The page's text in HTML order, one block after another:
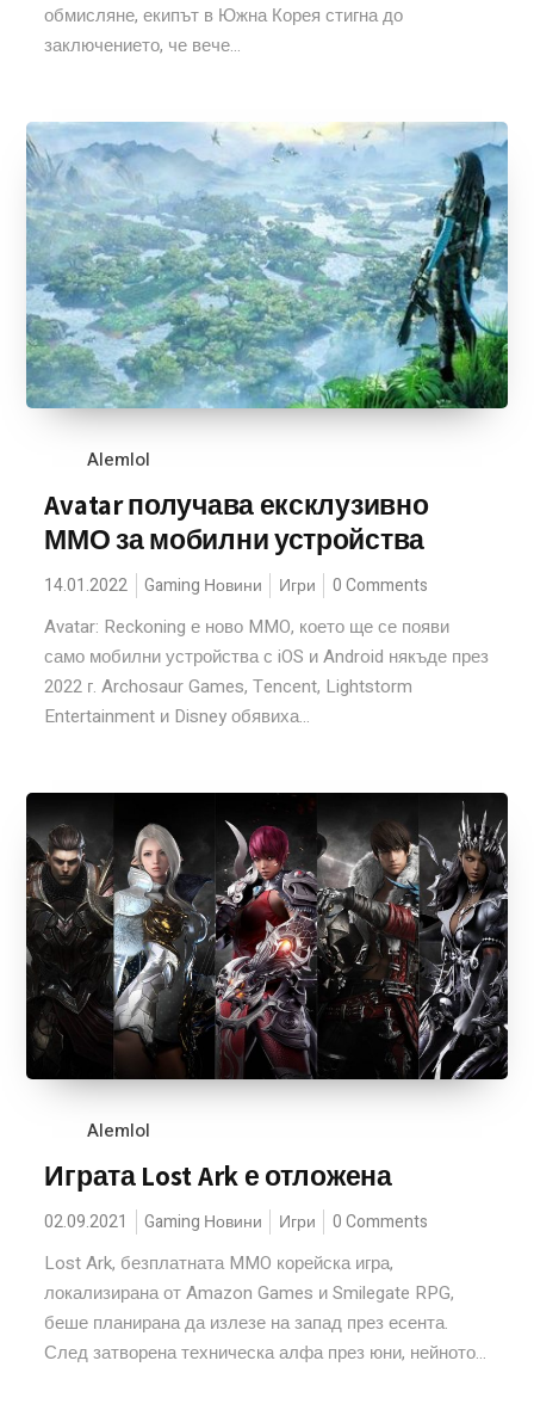
обмисляне, екипът в Южна Корея стигна до
заключението, че вече...
Alemlol
Avatar получава ексклузивно
ММО за мобилни устройства
14.01.2022 Gaming Новини Игри 0 Comments
Avatar: Reckoning е ново MMO, което ще се появи
само мобилни устройства с iOS и Android някъде през
2022 г. Archosaur Games, Tencent, Lightstorm
Entertainment и Disney обявиха...
Alemlol
Играта Lost Ark е отложена
02.09.2021 Gaming Новини Игри 0 Comments
Lost Ark, безплатната MMO корейска игра,
локализирана от Amazon Games и Smilegate RPG,
беше планирана да излезе на запад през есента.
След затворена техническа алфа през юни, нейното...